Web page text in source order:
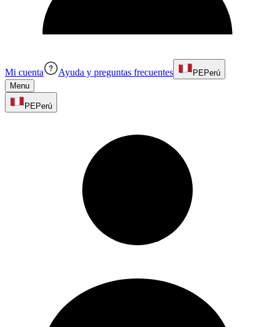
Mi cuenta Ayuda y preguntas frecuentes PEPerú
Menu
PEPerú